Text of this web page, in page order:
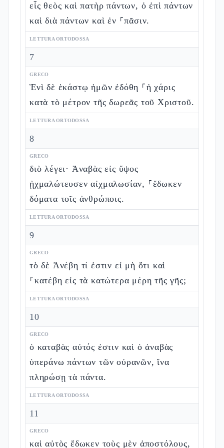
εἷς θεὸς καὶ πατὴρ πάντων, ὁ ἐπὶ πάντων
καὶ διὰ πάντων καὶ ἐν ⸀πᾶσιν.
LETTURA ORTODOSSA
7
GRECO
Ἑνὶ δὲ ἑκάστῳ ἡμῶν ἐδόθη ⸀ἡ χάρις
κατὰ τὸ μέτρον τῆς δωρεᾶς τοῦ Χριστοῦ.
LETTURA ORTODOSSA
8
GRECO
διὸ λέγει· Ἀναβὰς εἰς ὕψος
ᾐχμαλώτευσεν αἰχμαλωσίαν, ⸀ἔδωκεν
δόματα τοῖς ἀνθρώποις.
LETTURA ORTODOSSA
9
GRECO
τὸ δὲ Ἀνέβη τί ἐστιν εἰ μὴ ὅτι καὶ
⸀κατέβη εἰς τὰ κατώτερα μέρη τῆς γῆς;
LETTURA ORTODOSSA
10
GRECO
ὁ καταβὰς αὐτός ἐστιν καὶ ὁ ἀναβὰς
ὑπεράνω πάντων τῶν οὐρανῶν, ἵνα
πληρώσῃ τὰ πάντα.
LETTURA ORTODOSSA
11
GRECO
καὶ αὐτὸς ἔδωκεν τοὺς μὲν ἀποστόλους,